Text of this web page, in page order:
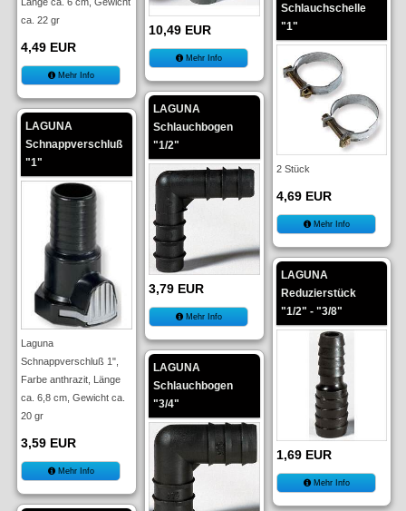
ca. 22 gr
4,49 EUR
Mehr Info
LAGUNA
Schnappverschluß
"1"
Laguna
Schnappverschluß 1",
Farbe anthrazit, Länge
ca. 6,8 cm, Gewicht ca.
20 gr
3,59 EUR
Mehr Info
10,49 EUR
Mehr Info
LAGUNA
Schlauchbogen
"1/2"
3,79 EUR
Mehr Info
LAGUNA
Schlauchbogen
"3/4"
Schlauchschelle
"1"
2 Stück
4,69 EUR
Mehr Info
LAGUNA
Reduzierstück
"1/2" - "3/8"
1,69 EUR
Mehr Info